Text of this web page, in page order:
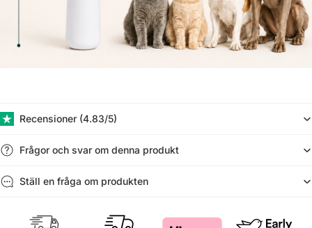
Recensioner (​4.83/5)
Frågor och svar om denna produkt
Ställ en fråga om produkten